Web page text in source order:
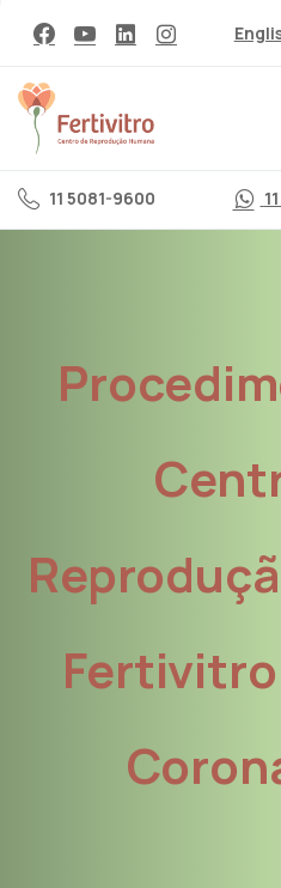
11 5081-9600
Fertivitro